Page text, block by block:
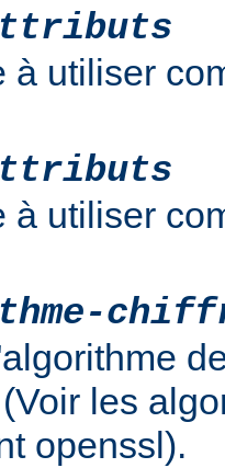
à utiliser
à utiliser
les
openssl).